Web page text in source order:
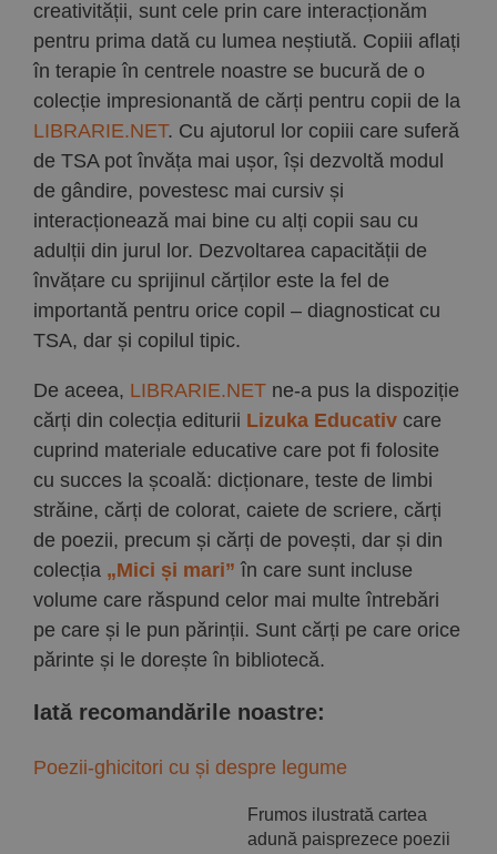
creativității, sunt cele prin care interacționăm
pentru prima dată cu lumea neștiută. Copiii aflați
în terapie în centrele noastre se bucură de o
colecție impresionantă de cărți pentru copii de la
LIBRARIE.NET. Cu ajutorul lor copiii care suferă
de TSA pot învăța mai ușor, își dezvoltă modul
de gândire, povestesc mai cursiv și
interacționează mai bine cu alți copii sau cu
adulții din jurul lor. Dezvoltarea capacității de
învățare cu sprijinul cărților este la fel de
importantă pentru orice copil – diagnosticat cu
TSA, dar și copilul tipic.
De aceea, LIBRARIE.NET ne-a pus la dispoziție
cărți din colecția editurii Lizuka Educativ care
cuprind materiale educative care pot fi folosite
cu succes la școală: dicționare, teste de limbi
străine, cărți de colorat, caiete de scriere, cărți
de poezii, precum și cărți de povești, dar și din
colecția „Mici și mari” în care sunt incluse
volume care răspund celor mai multe întrebări
pe care și le pun părinții. Sunt cărți pe care orice
părinte și le dorește în bibliotecă.
Iată recomandările noastre:
Poezii-ghicitori cu și despre legume
Frumos ilustrată cartea
adună paisprezece poezii